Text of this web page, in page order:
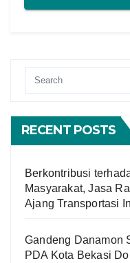
RECENT POSTS
Berkontribusi
Masyarakat, Jasa
Ajang Transportasi
Gandeng Danamon
PDA Kota Bekasi